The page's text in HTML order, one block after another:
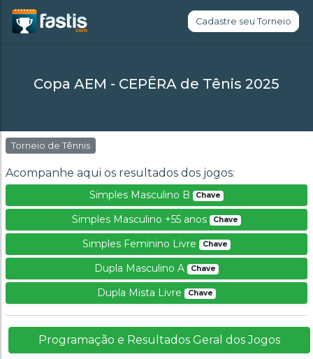
Cadastre seu Torneio
Copa AEM - CEPÊRA de Tênis 2025
Torneio de Tênnis
Acompanhe aqui os resultados dos jogos:
Simples Masculino B Chave
Simples Masculino +55 anos Chave
Simples Feminino Livre Chave
Dupla Masculino A Chave
Dupla Mista Livre Chave
Programação e Resultados Geral dos Jogos